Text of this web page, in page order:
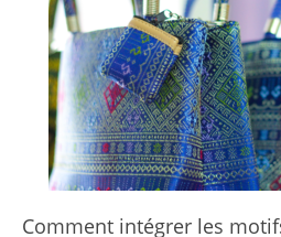
Comment intégrer les